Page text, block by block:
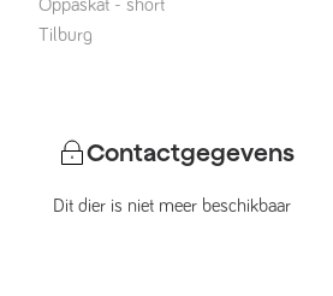
Oppaskat - short
Tilburg
Contactgegevens
Dit dier is niet meer beschikbaar